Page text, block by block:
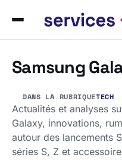
Samsung
DANS LA RUBRIQUETECH
Actualités et analyses
Galaxy, innovations,
autour des lancements
séries S, Z et